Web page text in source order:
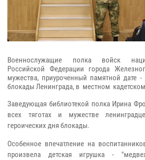
Военнослужащие полка войск
Российской Федерации города
мужества, приуроченный памятной дате
блокады Ленинграда, в местном
Заведующая библиотекой полка Ирина
всех тяготах и мужестве
героических дня блокады.
Особенное впечатление на
произвела детская игрушка -